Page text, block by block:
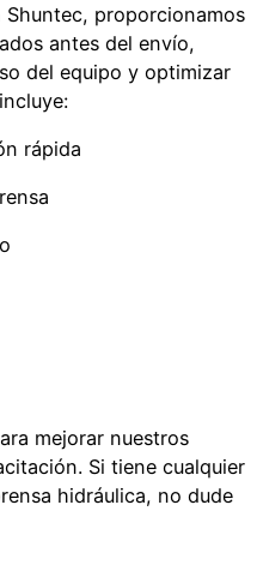
Shuntec, proporcionamos
antes del envío,
del equipo y optimizar
rápida
mejorar nuestros
Si tiene cualquier
hidráulica, no dude